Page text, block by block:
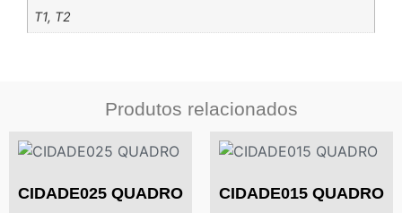
T1, T2
Produtos relacionados
CIDADE025 QUADRO CIDADE015 QUADRO